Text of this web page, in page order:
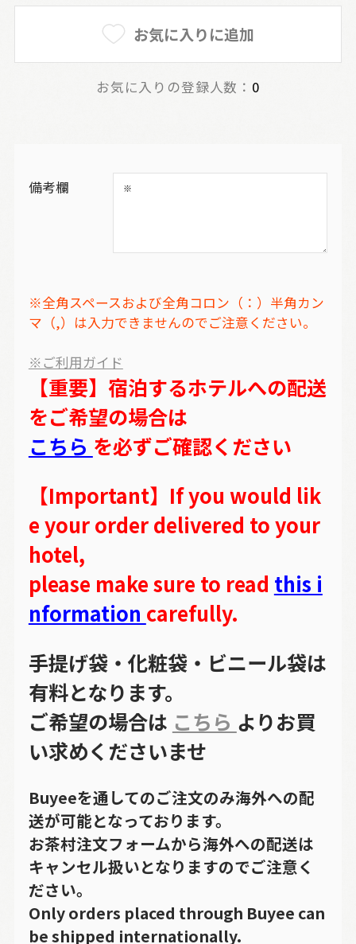
お気に入りに追加
お気に入りの登録人数： 0
備考欄
※全角スペースおよび全角コロン（：）半角カン
マ（,）は入力できませんのでご注意ください。
※ご利用ガイド
【重要】宿泊するホテルへの配送
をご希望の場合は
こちら を必ずご確認ください
【Important】If you would lik
e your order delivered to your
hotel,
please make sure to read this i
nformation carefully.
手提げ袋・化粧袋・ビニール袋は
有料となります。
ご希望の場合は こちら よりお買
い求めくださいませ
Buyeeを通してのご注文のみ海外への配
送が可能となっております。
お茶村注文フォームから海外への配送は
キャンセル扱いとなりますのでご注意く
ださい。
Only orders placed through Buyee can
be shipped internationally.